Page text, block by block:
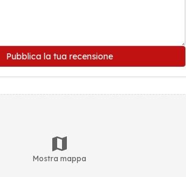
Pubblica la tua recensione
Mostra mappa